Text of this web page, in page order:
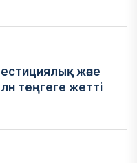
және
теңгеге жетті